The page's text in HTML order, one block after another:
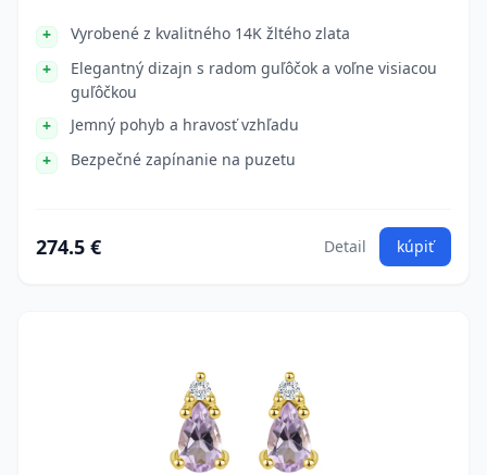
Vyrobené z kvalitného 14K žltého zlata
Elegantný dizajn s radom guľôčok a voľne visiacou
guľôčkou
Jemný pohyb a hravosť vzhľadu
Bezpečné zapínanie na puzetu
274.5 € Detail kúpiť